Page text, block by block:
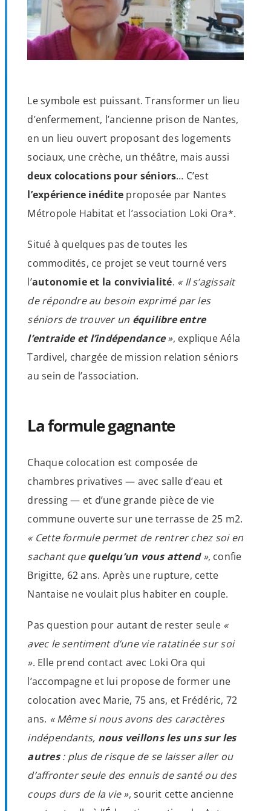
Le symbole est puissant. Transformer un lieu
d’enfermement, l’ancienne prison de Nantes,
en un lieu ouvert proposant des logements
sociaux, une crèche, un théâtre, mais aussi
deux colocations pour séniors… C’est
l’expérience inédite proposée par Nantes
Métropole Habitat et l’association Loki Ora*.
Situé à quelques pas de toutes les
commodités, ce projet se veut tourné vers
l’autonomie et la convivialité. « Il s’agissait
de répondre au besoin exprimé par les
séniors de trouver un équilibre entre
l’entraide et l’indépendance», explique Aéla
Tardivel, chargée de mission relation séniors
au sein de l’association.
La formule gagnante
Chaque colocation est composée de
chambres privatives — avec salle d’eau et
dressing — et d’une grande pièce de vie
commune ouverte sur une terrasse de 25 m2.
« Cette formule permet de rentrer chez soi en
sachant quequelqu’un vous attend», confie
Brigitte, 62 ans. Après une rupture, cette
Nantaise ne voulait plus habiter en couple.
Pas question pour autant de rester seule «
avec le sentiment d’une vie ratatinée sur soi
». Elle prend contact avec Loki Ora qui
l’accompagne et lui propose de former une
colocation avec Marie, 75 ans, et Frédéric, 72
ans. « Même si nous avons des caractères
indépendants, nous veillons les uns sur les
autres: plus de risque de se laisser aller ou
d’affronter seule des ennuis de santé ou des
coups durs de la vie », sourit cette ancienne